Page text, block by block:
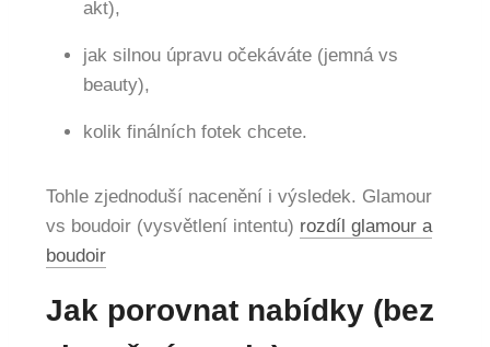
akt),
jak silnou úpravu očekáváte (jemná vs
beauty),
kolik finálních fotek chcete.
Tohle zjednoduší nacenění i výsledek. Glamour
vs boudoir (vysvětlení intentu) rozdíl glamour a
boudoir
Jak porovnat nabídky (bez